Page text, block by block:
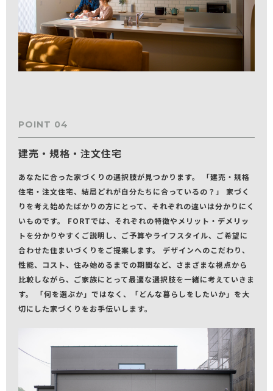
POINT 04
建売・規格・注文住宅
あなたに合った家づくりの選択肢が見つかります。 「建売・規格
住宅・注文住宅、結局どれが自分たちに合っているの？」 家づく
りを考え始めたばかりの方にとって、それぞれの違いは分かりにく
いものです。 FORTでは、それぞれの特徴やメリット・デメリッ
トを分かりやすくご説明し、ご予算やライフスタイル、ご希望に
合わせた住まいづくりをご提案します。 デザインへのこだわり、
性能、コスト、住み始めるまでの期間など、さまざまな視点から
比較しながら、ご家族にとって最適な選択肢を一緒に考えていきま
す。 「何を選ぶか」ではなく、「どんな暮らしをしたいか」を大
切にした家づくりをお手伝いします。